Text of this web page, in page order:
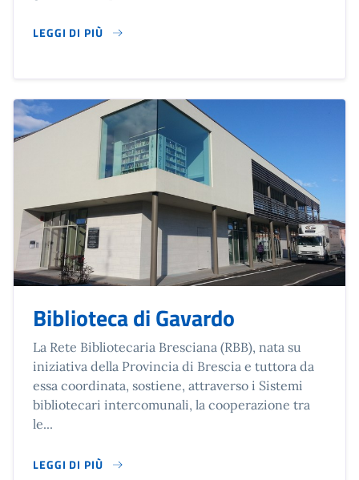
LEGGI DI PIÙ
SU AREA TECNICA
Biblioteca di Gavardo
La Rete Bibliotecaria Bresciana (RBB), nata su
iniziativa della Provincia di Brescia e tuttora da
essa coordinata, sostiene, attraverso i Sistemi
bibliotecari intercomunali, la cooperazione tra
le...
LEGGI DI PIÙ
SU BIBLIOTECA DI GAVARDO